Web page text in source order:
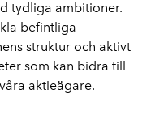
tydliga ambitioner.
befintliga
struktur och aktivt
som kan bidra till
aktieägare.